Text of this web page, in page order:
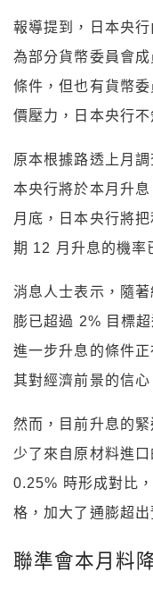
報導提到，日本央
為部分貨幣委員會
條件，但也有貨幣
價壓力，日本央行不
原本根據路透上月
本央行將於本月升
月底，日本央行將
期 12 月升息的機率
消息人士表示，隨
膨已超過 2% 目標
進一步升息的條件
其對經濟前景的信
然而，目前升息的
少了來自原材料進
0.25% 時形成對比
格，加大了通膨超出
聯準會本月料